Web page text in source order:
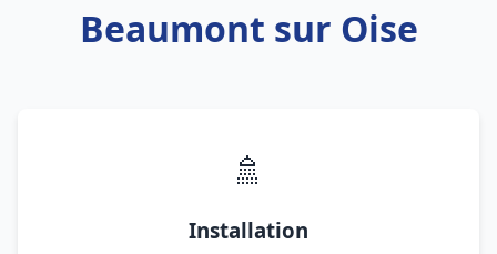
Beaumont sur Oise
🚿
Installation